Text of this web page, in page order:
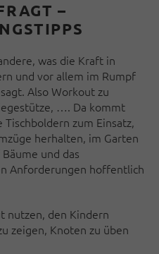
–
was die Kraft in
und vor allem im Rumpf
Also Workout zu
…. Da kommt
zum Einsatz,
herhalten, im Garten
und das
Anforderungen hoffentlich
nutzen, den Kindern
zeigen, Knoten zu üben